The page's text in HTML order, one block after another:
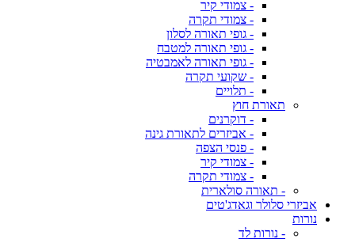
- צמודי קיר
- צמודי תקרה
- גופי תאורה לסלון
- גופי תאורה למטבח
- גופי תאורה לאמבטיה
- שקועי תקרה
- תלויים
תאורת חוץ
- דוקרנים
- אביזרים לתאורת גינה
- פנסי הצפה
- צמודי קיר
- צמודי תקרה
- תאורה סולארית
אביזרי סלולר וגאדג'טים
נורות
- נורות לד